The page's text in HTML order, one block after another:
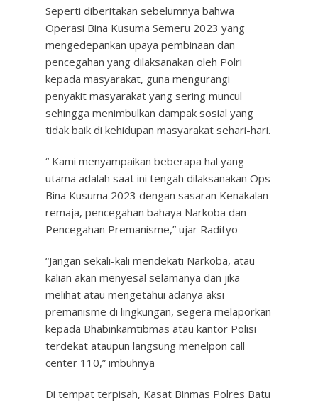
Seperti diberitakan sebelumnya bahwa
Operasi Bina Kusuma Semeru 2023 yang
mengedepankan upaya pembinaan dan
pencegahan yang dilaksanakan oleh Polri
kepada masyarakat, guna mengurangi
penyakit masyarakat yang sering muncul
sehingga menimbulkan dampak sosial yang
tidak baik di kehidupan masyarakat sehari-hari.
“ Kami menyampaikan beberapa hal yang
utama adalah saat ini tengah dilaksanakan Ops
Bina Kusuma 2023 dengan sasaran Kenakalan
remaja, pencegahan bahaya Narkoba dan
Pencegahan Premanisme,” ujar Radityo
“Jangan sekali-kali mendekati Narkoba, atau
kalian akan menyesal selamanya dan jika
melihat atau mengetahui adanya aksi
premanisme di lingkungan, segera melaporkan
kepada Bhabinkamtibmas atau kantor Polisi
terdekat ataupun langsung menelpon call
center 110,” imbuhnya
Di tempat terpisah, Kasat Binmas Polres Batu